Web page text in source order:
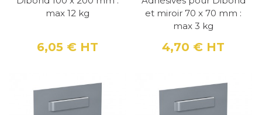
max 12 kg
Prix
6,05 € HT
et miroir 70 x 70 mm :
max 3 kg
Prix
4,70 € HT